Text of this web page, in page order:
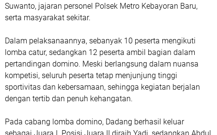
Suwanto, jajaran personel Polsek Metro Kebayoran Baru,
serta masyarakat sekitar.
Dalam pelaksanaannya, sebanyak 10 peserta mengikuti
lomba catur, sedangkan 12 peserta ambil bagian dalam
pertandingan domino. Meski berlangsung dalam nuansa
kompetisi, seluruh peserta tetap menjunjung tinggi
sportivitas dan kebersamaan, sehingga kegiatan berjalan
dengan tertib dan penuh kehangatan.
Pada cabang lomba domino, Dadang berhasil keluar